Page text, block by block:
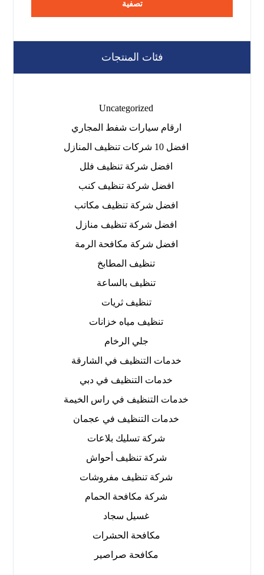
تصفية
فئات المنتجات
Uncategorized
ارقام سيارات شفط المجاري
افضل 10 شركات تنظيف المنازل
افضل شركة تنظيف فلل
افضل شركة تنظيف كنب
افضل شركة تنظيف مكاتب
افضل شركة تنظيف منازل
افضل شركة مكافحة الرمة
تنظيف المطابخ
تنظيف بالساعة
تنظيف ثريات
تنظيف مياه خزانات
جلي الرخام
خدمات التنظيف في الشارقة
خدمات التنظيف في دبي
خدمات التنظيف في راس الخيمة
خدمات التنظيف في عجمان
شركة تسليك بلاعات
شركة تنظيف أحواش
شركة تنظيف مفروشات
شركة مكافحة الحمام
غسيل سجاد
مكافحة الحشرات
مكافحة صراصير